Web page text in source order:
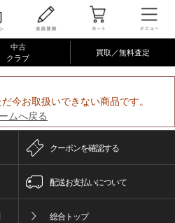
中古
クラブ
買取／無料査定
今お取扱いできない商品です。
ムへ戻る
クーポンを確認する
配送お支払いについて
総合トップ